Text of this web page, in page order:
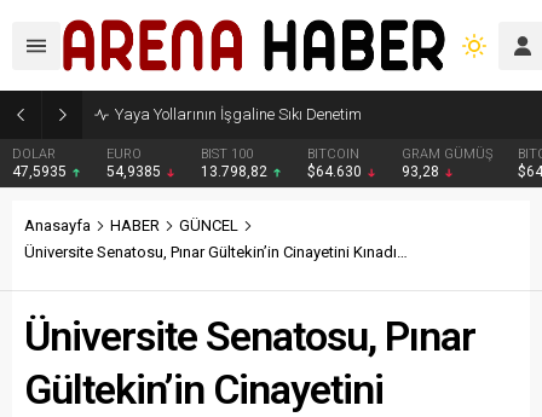
Yaya Yollarının İşgaline Sıkı Denetim
DOLAR
47,5935
EURO
54,9385
BIST 100
13.798,82
BITCOIN
$64.630
GRAM GÜMÜŞ
93,28
Anasayfa HABER
GÜNCEL
Üniversite Senatosu, Pınar Gültekin’in Cinayetini Kınadı…
Üniversite Senatosu, Pınar
Gültekin’in Cinayetini